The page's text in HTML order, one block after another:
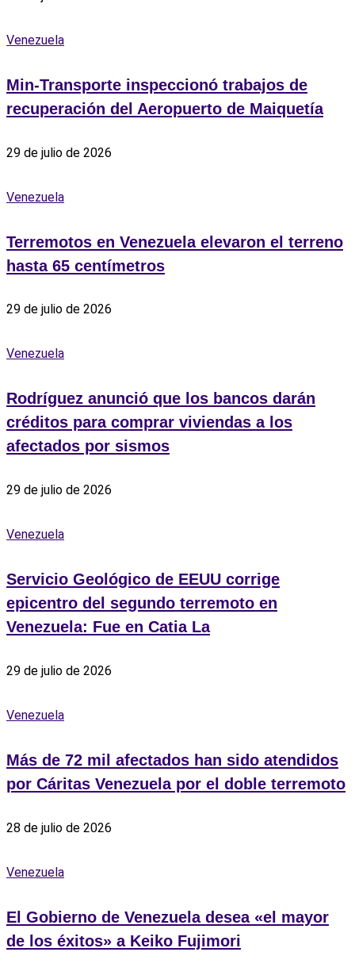
Venezuela
Min-Transporte inspeccionó trabajos de
recuperación del Aeropuerto de Maiquetía
29 de julio de 2026
Venezuela
Terremotos en Venezuela elevaron el terreno
hasta 65 centímetros
29 de julio de 2026
Venezuela
Rodríguez anunció que los bancos darán
créditos para comprar viviendas a los
afectados por sismos
29 de julio de 2026
Venezuela
Servicio Geológico de EEUU corrige
epicentro del segundo terremoto en
Venezuela: Fue en Catia La
29 de julio de 2026
Venezuela
Más de 72 mil afectados han sido atendidos
por Cáritas Venezuela por el doble terremoto
28 de julio de 2026
Venezuela
El Gobierno de Venezuela desea «el mayor
de los éxitos» a Keiko Fujimori